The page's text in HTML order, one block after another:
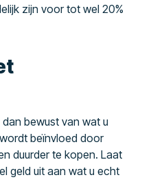
zijn voor tot wel 20%
bewust van wat u
beïnvloed door
duurder te kopen. Laat
geld uit aan wat u echt